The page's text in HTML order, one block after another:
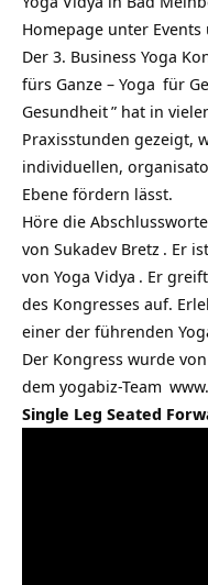
Homepage unter
Der 3. Business Yoga
fürs Ganze – Yoga für
Gesundheit” hat in
Praxisstunden gezeigt,
individuellen,
Ebene fördern lässt.
Höre die
von Sukadev Bretz . Er
von Yoga Vidya . Er
des Kongresses auf.
einer der führenden
Der Kongress wurde
dem yogabiz-Team
Single Leg Seated